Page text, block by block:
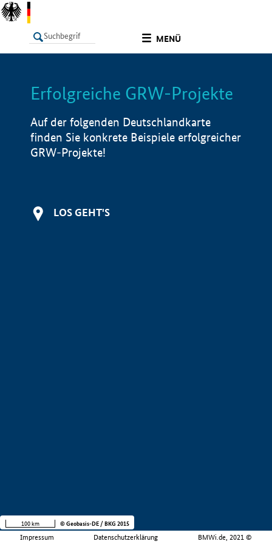
MENÜ
LISTE Info
Erfolgreiche GRW-Projekte
Auf der folgenden Deutschlandkarte
finden Sie konkrete Beispiele erfolgreicher
GRW-Projekte!
LOS GEHT'S
Impressum Datenschutzerklärung BMWi.de, 2021 ©
100 km © Geobasis-DE / BKG 2015